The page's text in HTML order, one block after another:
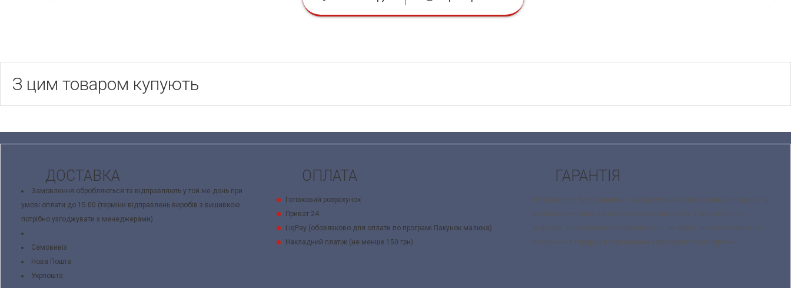
З цим товаром купують
ДОСТАВКА
Замовлення обробляються та відправляють у той же день при
умові оплати до 15.00 (терміни відправлень виробів з вишивкою
потрібно узгоджувати з менеджерами)
Самовивіз
Нова Пошта
Укрпошта
ОПЛАТА
Готівковий розрахунок
Приват 24
LiqPay (обовязково для оплати по програмі Пакунок малюка)
Накладний платіж (не менше 150 грн)
ГАРАНТІЯ
Ми прагнемо бути кращими, та слідкуємо за якістю нашої продукції та
цінуємо репутацію нашої торгової марки Ladan. У разі виявленя
дефектів, невідповідності замовлення чи браку, ви маєте право на
поверененя товару у встановленні законодавством терміни.